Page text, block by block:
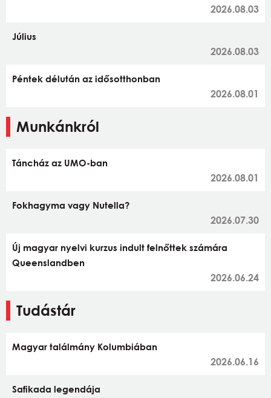
2026.08.03
Július
2026.08.03
Péntek délután az idősotthonban
2026.08.01
Munkánkról
Táncház az UMO-ban
2026.08.01
Fokhagyma vagy Nutella?
2026.07.30
Új magyar nyelvi kurzus indult felnőttek számára
Queenslandben
2026.06.24
Tudástár
Magyar találmány Kolumbiában
2026.06.16
Safikada legendája